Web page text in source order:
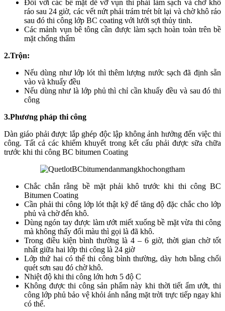
Đối với các bề mặt dễ vỡ vụn thì phải làm sạch và chờ khô
ráo sau 24 giờ, các vết nứt phải trám trét bít lại và chờ khô ráo
sau đó thi công lớp BC coating với lưới sợi thủy tinh.
Các mảnh vụn bê tông cần được làm sạch hoàn toàn trên bề
mặt chống thấm
2.Trộn:
Nếu dùng như lớp lót thì thêm lượng nước sạch đã định sẵn
vào và khuấy đều
Nếu dùng như là lớp phủ thì chỉ cần khuấy đều và sau đó thi
công
3.Phương pháp thi công
Dàn giáo phải được lắp ghép độc lập không ảnh hưởng đến việc thi
công. Tất cả các khiếm khuyết trong kết cấu phải được sữa chữa
trước khi thi công BC bitumen Coating
Chắc chắn rằng bề mặt phải khô trước khi thi công BC
Bitumen Coating
Cần phải thi công lớp lót thật kỹ để tăng độ đặc chắc cho lớp
phủ và chờ đến khô.
Dùng ngón tay được làm ướt miết xuống bề mặt vừa thi công
mà không thấy đổi màu thì gọi là đã khô.
Trong điều kiện bình thường là 4 – 6 giờ, thời gian chờ tốt
nhất giữa hai lớp thi công là 24 giờ
Lớp thứ hai có thể thi công bình thường, dày hơn bằng chổi
quét sơn sau đó chờ khô.
Nhiệt độ khi thi công lớn hơn 5 độ C
Không được thi công sản phẩm này khi thời tiết ẩm ướt, thi
công lớp phủ bảo vệ khỏi ánh nắng mặt trời trực tiếp ngay khi
có thể.